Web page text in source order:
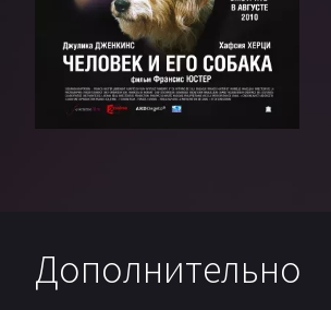
Дополнительно